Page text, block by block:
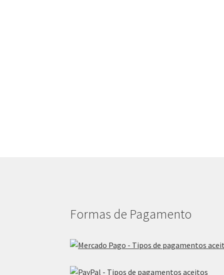
Formas de Pagamento